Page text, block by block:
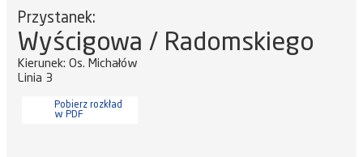
Przystanek:
Wyścigowa / Radomskiego
Kierunek: Os. Michałów
Linia 3
Pobierz rozkład
w PDF